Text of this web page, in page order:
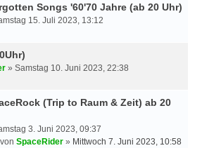
Songs '60'70 Jahre (ab 20 Uhr)
15. Juli 2023, 13:12
» Samstag 10. Juni 2023, 22:38
(Trip to Raum & Zeit) ab 20
3. Juni 2023, 09:37
SpaceRider » Mittwoch 7. Juni 2023, 10:58